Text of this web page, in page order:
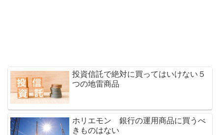
投資信託で絶対に買ってはいけない５
つの地雷商品
ホリエモン 銀行の運用商品に買うべ
きものはない